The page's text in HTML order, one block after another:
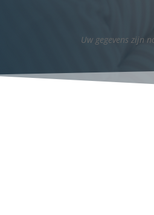
Uw gegevens zijn